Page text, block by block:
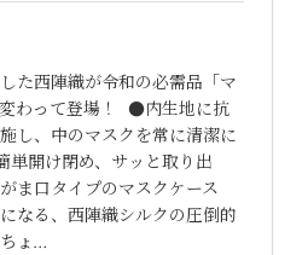
た西陣織が令和の必需品「マ
わって登場！ ●内生地に抗
し、中のマスクを常に清潔に
開け閉め、サッと取り出
ま口タイプのマスクケース
なる、西陣織シルクの圧倒的
ょ…